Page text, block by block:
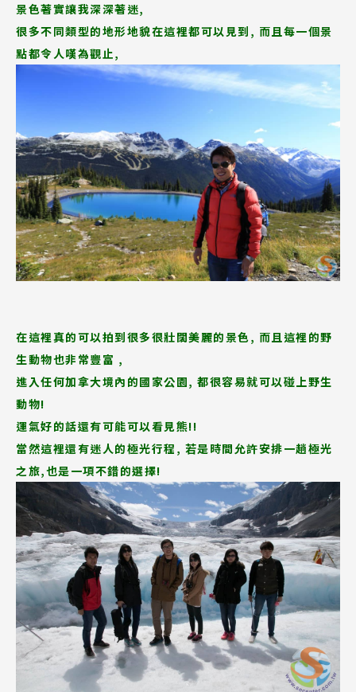
熱門搜尋：
護理 加拿大RO 任意門 遊學團
教育學區
Pathway
Latest News
Promotion 最新優惠
Program 課程選擇
SEC 知識庫
景色著實讓我深深著迷,
很多不同類型的地形地貌在這裡都可以見到, 而且每一個景
點都令人嘆為觀止,
在這裡真的可以拍到很多很壯闊美麗的景色, 而且這裡的野
生動物也非常豐富 ,
進入任何加拿大境內的國家公園, 都很容易就可以碰上野生
動物!
運氣好的話還有可能可以看見熊!!
當然這裡還有迷人的極光行程, 若是時間允許安排一趟極光
之旅,也是一項不錯的選擇!